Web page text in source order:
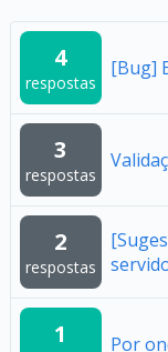
4
respostas
[Bug]
3
respostas
2
respostas
1 Por